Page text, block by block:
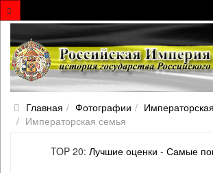
Главная Фотографии
Императорская семья
TOP 20: Лучшие оценки - Самые